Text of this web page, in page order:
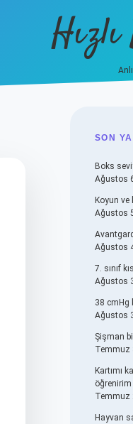
SON
Boks
Ağustos
Koyun ve
Ağustos
Ağustos
7. sınıf
Ağustos
38 cmHg
Ağustos
Şişman
Temmuz
Kartımı
Temmuz
Hayvan